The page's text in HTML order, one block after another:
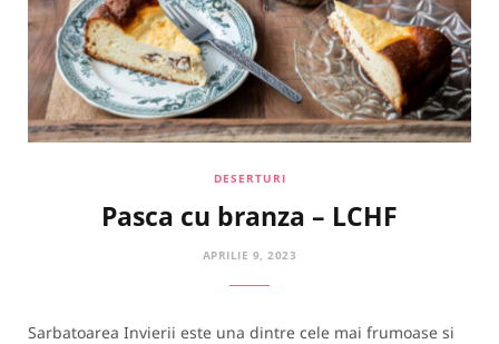
DESERTURI
Pasca cu branza – LCHF
APRILIE 9, 2023
Sarbatoarea Invierii este una dintre cele mai frumoase si